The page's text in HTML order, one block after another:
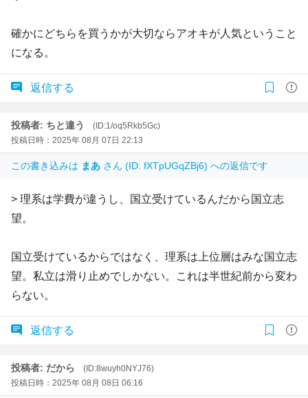
確かにどちらを買うかが大切ならアオキが人気ということ
になる。
返信する
投稿者: ちと違う
(ID:1/oq5Rkb5Gc)
投稿日時：2025年 08月 07日 22:13
この書き込みは まあ さん (ID: fXTpUGqZBj6) への返信です
> 理系は学費が違うし、国立受けているんだから国立志
望。
国立受けているからではなく、理系は上位層はみな国立志
望。私立は滑り止めでしかない。これは半世紀前から変わ
らない。
返信する
投稿者: だから
(ID:8wuyh0NYJ76)
投稿日時：2025年 08月 08日 06:16